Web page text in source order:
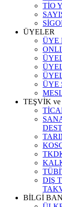
TİO
ÜYELER
ÜYE
ÜYE
TEŞVİK
DIŞ
BİLGİ